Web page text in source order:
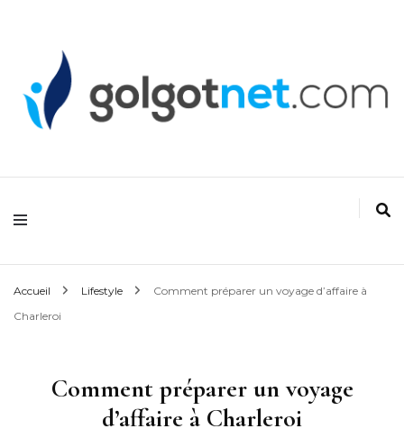
Golgonet
Accueil Lifestyle
Comment préparer un voyage d’affaire à
Charleroi
Comment préparer un voyage
d’affaire à Charleroi